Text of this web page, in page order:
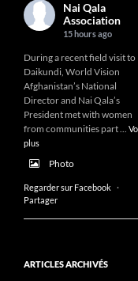
Nai Qala
Association
15 hours ago
During a recent field visit to
Daikundi, World Vision
Afghanistan’s National
Director and Nai Qala’s
President met with women
from communities part...
plus
Photo
Regarder sur Facebook ·
Partager
ARTICLES ARCHIVÉS